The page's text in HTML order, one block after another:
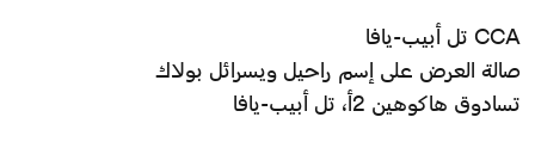
CCA تل أبيب-يافا
صالة العرض على إسم راحيل ويسرائل بولاك
تسادوق هاكوهين 2أ، تل أبيب-يافا